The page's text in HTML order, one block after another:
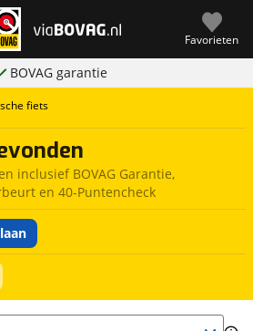
Favorieten
BOVAG garantie
fiets
inclusief BOVAG Garantie,
en 40-Puntencheck